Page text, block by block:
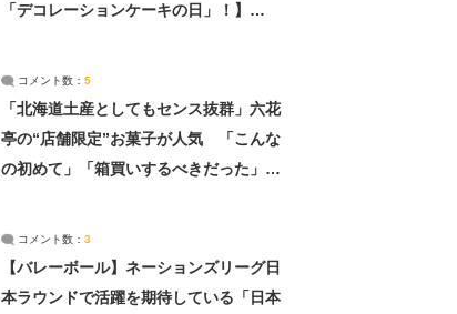
「デコレーションケーキの日」！】
コメント数： 5
「北海道土産としてもセンス抜群」六花
亭の“店舗限定”お菓子が人気 「こんな
の初めて」「箱買いするべきだった」
コメント数： 3
【バレーボール】ネーションズリーグ日
本ラウンドで活躍を期待している「日本